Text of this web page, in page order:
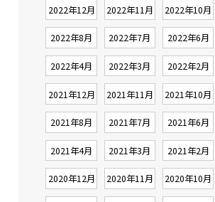
2022年12月 2022年11月 2022年10月
2022年8月 2022年7月 2022年6月
2022年4月 2022年3月 2022年2月
2021年12月 2021年11月 2021年10月
2021年8月 2021年7月 2021年6月
2021年4月 2021年3月 2021年2月
2020年12月 2020年11月 2020年10月